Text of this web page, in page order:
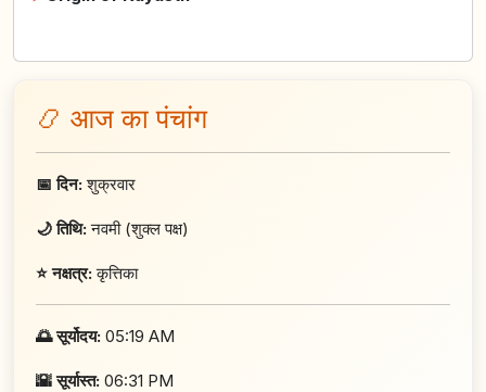
📿 आज का पंचांग
📅 दिन:शुक्रवार
🌙 तिथि:नवमी (शुक्ल पक्ष)
⭐ नक्षत्र:कृत्तिका
🌅 सूर्योदय: 05:19 AM
🌇 सूर्यास्त: 06:31 PM